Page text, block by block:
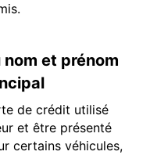
et prénom
de crédit utilisé
et être présenté
certains véhicules,